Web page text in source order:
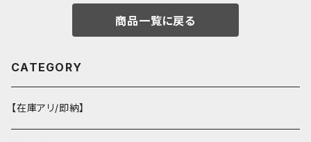
商品一覧に戻る
CATEGORY
【在庫アリ/即納】